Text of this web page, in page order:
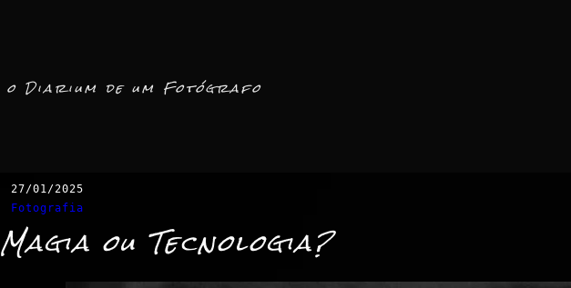
o Diarium de um Fotógrafo
27/01/2025
Fotografia
Magia ou Tecnologia?